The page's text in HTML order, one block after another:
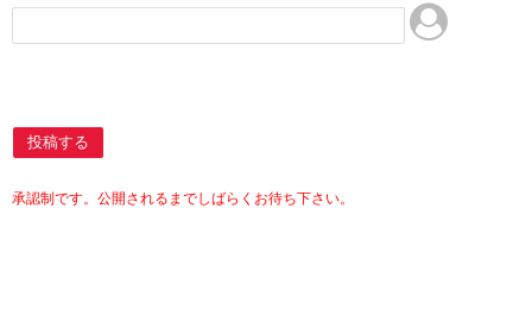
投稿する
承認制です。公開されるまでしばらくお待ち下さい。